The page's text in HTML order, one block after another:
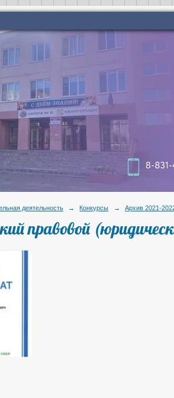
деятельность → Конкурсы → Архив 2021-
правовой